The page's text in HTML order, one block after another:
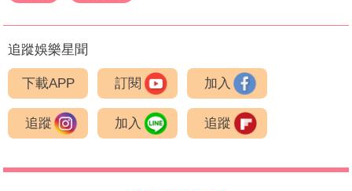
追蹤娛樂星聞
下載APP 訂閱 加入
追蹤 加入 追蹤